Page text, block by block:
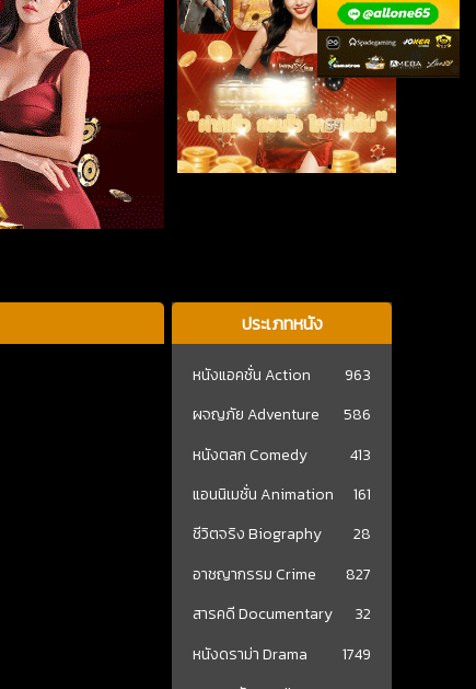
ประเภทหนัง
หนังแอคชั่น Action
963
ผจญภัย Adventure
586
หนังตลก Comedy
413
แอนนิเมชั่น Animation
161
ชีวิตจริง Biography
28
อาชญากรรม Crime
827
สารคดี Documentary
32
หนังดราม่า Drama
1749